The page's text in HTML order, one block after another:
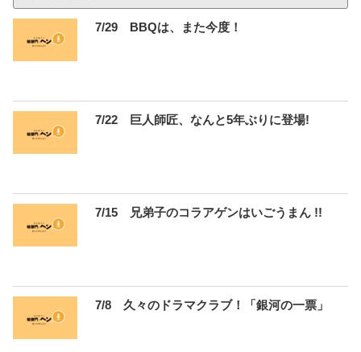
7/29 BBQは、また今度！
7/22 巨人師匠、なんと5年ぶりに登場!
7/15 兄弟子のコラアゲンはいごうまん !!
7/8 久々のドラマクラブ！「銀河の一票」